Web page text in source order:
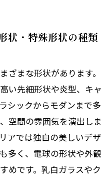
状・特殊形状の種類
ざまな形状があります。
い先細形状や炎型、キャ
シックからモダンまで多
空間の雰囲気を演出しま
アでは独自の美しいデザ
多く、電球の形状や外観
めです。乳白ガラスやク